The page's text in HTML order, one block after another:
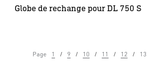
Globe de rechange pour DL 750 S
Page 1 9 10 11 12 13